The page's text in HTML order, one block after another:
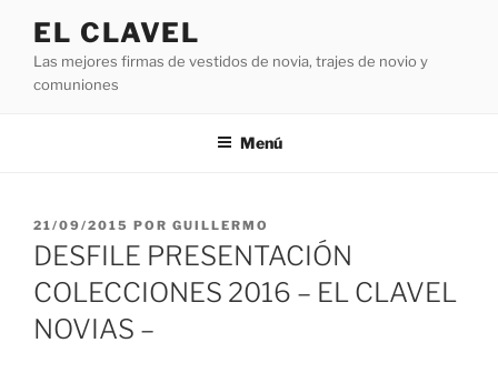
contenido
EL CLAVEL
Las mejores firmas de vestidos de novia, trajes de novio y
comuniones
Menú
PUBLICADO
EL
21/09/2015 POR GUILLERMO
DESFILE PRESENTACIÓN
COLECCIONES 2016 – EL CLAVEL
NOVIAS –